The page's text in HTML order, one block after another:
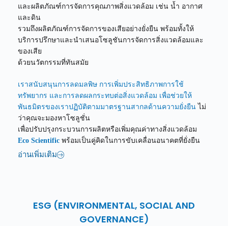
และผลิตภัณฑ์การจัดการคุณภาพสิ่งแวดล้อม เช่น นํ้า อากาศ
และดิน
รวมถึงผลิตภัณฑ์การจัดการของเสียอย่างยั่งยืน พร้อมทั้งให้
บริการปรึกษาและนำเสนอโซลูชันการจัดการสิ่งแวดล้อมและ
ของเสีย
ด้วยนวัตกรรมที่ทันสมัย
เราสนับสนุนการลดมลพิษ การเพิ่มประสิทธิภาพการใช้
ทรัพยากร และการลดผลกระทบต่อสิ่งแวดล้อม เพื่อช่วยให้
พันธมิตรของเราปฏิบัติตามมาตรฐานสากลด้านความยั่งยืน ไม่
ว่าคุณจะมองหาโซลูชั่น
เพื่อปรับปรุงกระบวนการผลิตหรือเพิ่มคุณค่าทางสิ่งแวดล้อม
Eco Scientific พร้อมเป็นคู่คิดในการขับเคลื่อนอนาคตที่ยั่งยืน
อ่านเพิ่มเติม
ESG (ENVIRONMENTAL, SOCIAL AND
GOVERNANCE)